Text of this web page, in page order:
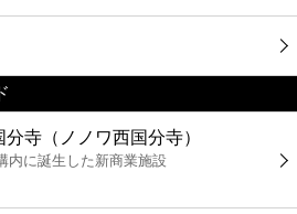
寺（ノノワ西国分寺）
内に誕生した新商業施設